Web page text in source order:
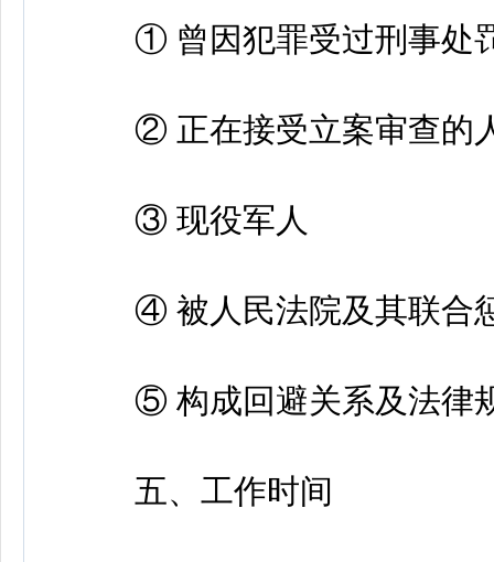
① 曾因犯罪受过刑事处罚
② 正在接受立案审查的
③ 现役军人
④ 被人民法院及其联合惩
⑤ 构成回避关系及法律规
五、工作时间